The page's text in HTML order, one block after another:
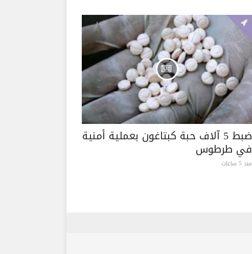
ضبط 5 آلاف حبة كبتاغون بعملية أمنية
في طرطوس
منذ 5 ساعات